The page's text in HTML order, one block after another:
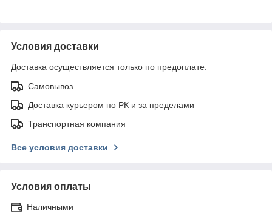
Условия доставки
Доставка осуществляется только по предоплате.
Самовывоз
Доставка курьером по РК и за пределами
Транспортная компания
Все условия доставки
Условия оплаты
Наличными